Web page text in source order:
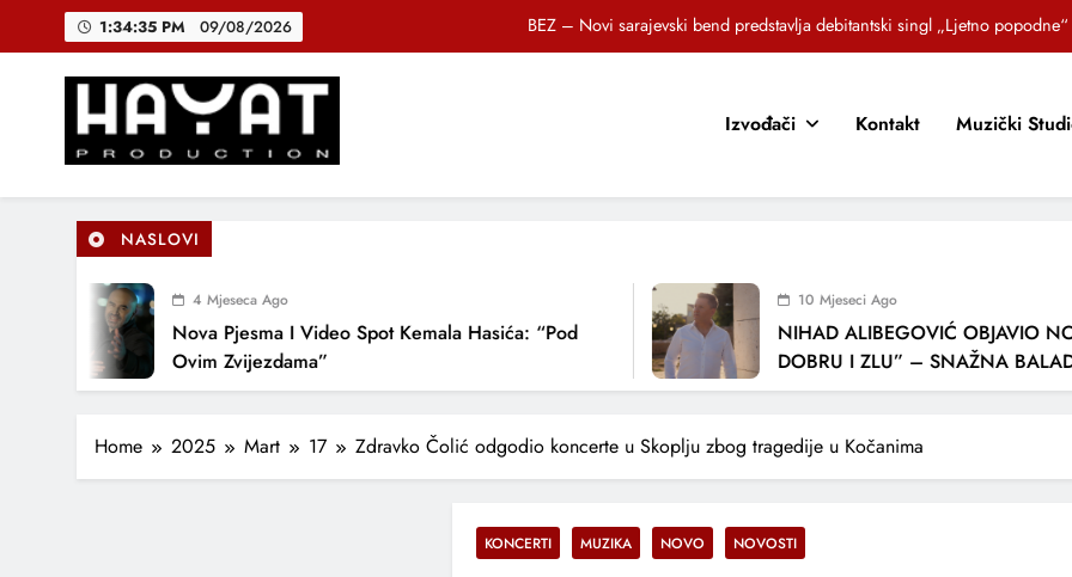
1:34:36 PM 09/08/2026
Brat i sestra, Biljana i Tedi Zeroski, predstavljaju novu pjesmu „Sreća je“
Muhamed Fazlagić Fazla predstavlja pjesmu “Lejla” iz mjuzikla Travnik je voljeti lako
DJEČIJI HOR SUNCOKRETI KROZ PJESMU POZVALI MALIŠANE NA DOBRE NAVIKE
Hayat Production
Promocija domaće muzike
Izvođači Kontakt Muzički
NASLOVI
4 Mjeseca Ago
Nova Pjesma I Video Spot Kemala Hasića: “Pod
Ovim Zvijezdama”
10 Mjeseci Ago
NIHAD ALIBEGOVIĆ OBJAVIO NOVU
DOBRU I ZLU” – SNAŽNA BALADA O
LJUBAVI I VREMENU KOJE NAS MIJENJA
Home 2025 Mart 17 Zdravko Čolić odgodio koncerte u Skoplju zbog tragedije u Kočanima
KONCERTI MUZIKA NOVO NOVOSTI